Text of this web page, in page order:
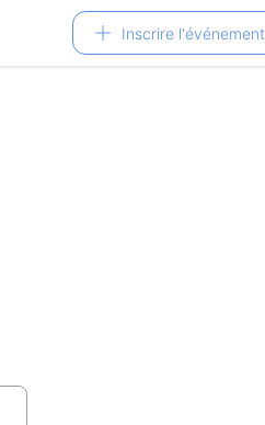
Inscrire l'événement